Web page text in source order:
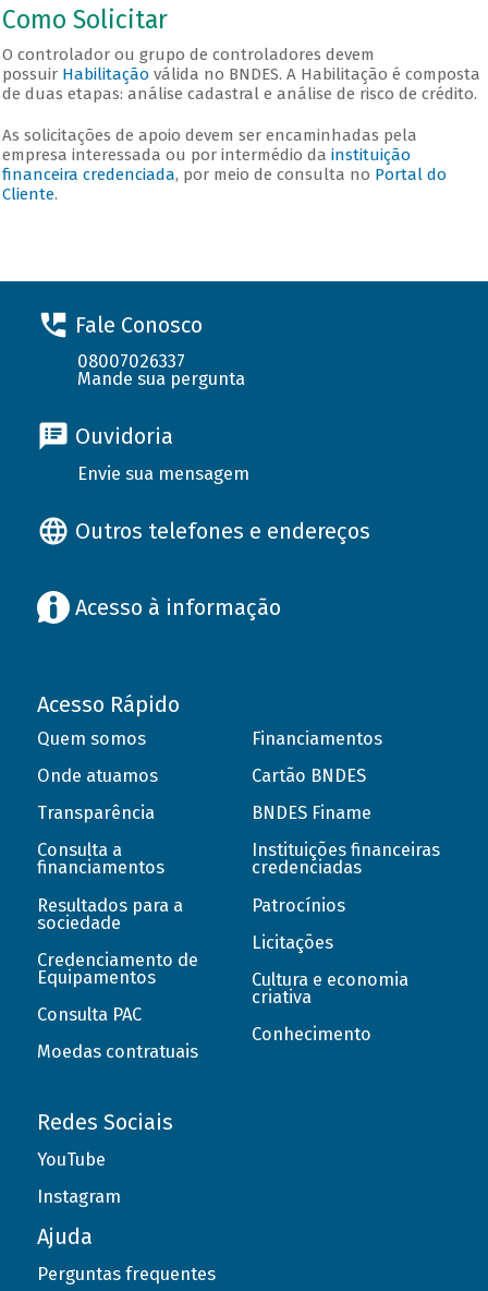
Como Solicitar
O controlador ou grupo de controladores devem
possuir Habilitação válida no BNDES. A Habilitação é composta
de duas etapas: análise cadastral e análise de risco de crédito.
As solicitações de apoio devem ser encaminhadas pela
empresa interessada ou por intermédio da instituição
financeira credenciada, por meio de consulta no Portal do
Cliente.
Fale Conosco
08007026337
Mande sua pergunta
Ouvidoria
Envie sua mensagem
Outros telefones e endereços
Acesso à informação
Acesso Rápido
Quem somos
Onde atuamos
Transparência
Consulta a
financiamentos
Resultados para a
sociedade
Credenciamento de
Equipamentos
Consulta PAC
Moedas contratuais
Financiamentos
Cartão BNDES
BNDES Finame
Instituições financeiras
credenciadas
Patrocínios
Licitações
Cultura e economia
criativa
Conhecimento
Redes Sociais
YouTube
Instagram
Ajuda
Perguntas frequentes